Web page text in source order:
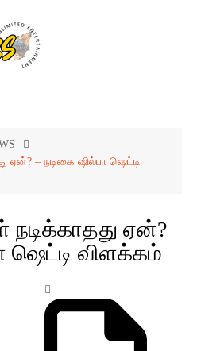
ஏன்? – நடிகை ஷில்பா ஷெட்டி
நடிக்காதது ஏன்?
ஷெட்டி விளக்கம்